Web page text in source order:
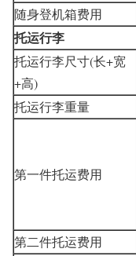
随身登机箱费用
托运行李
托运行李尺寸(长+宽
+高)
托运行李重量
第一件托运费用
第二件托运费用